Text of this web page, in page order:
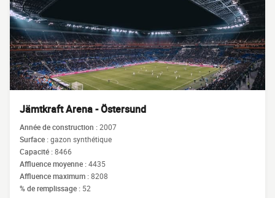
Jämtkraft Arena - Östersund
Année de construction :2007
Surface :gazon synthétique
Capacité :8466
Affluence moyenne :4435
Affluence maximum :8208
% de remplissage : 52